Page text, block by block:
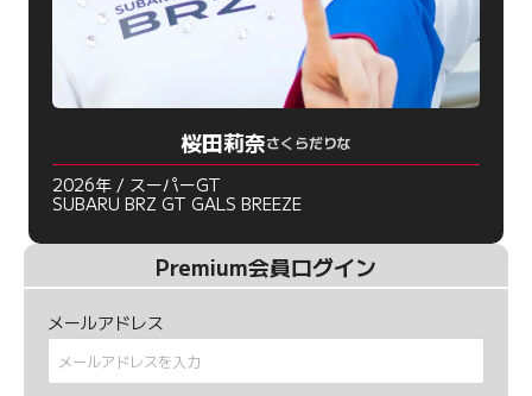
桜田莉奈さくらだりな
2026年 / スーパーGT
SUBARU BRZ GT GALS BREEZE
Premium会員ログイン
メールアドレス